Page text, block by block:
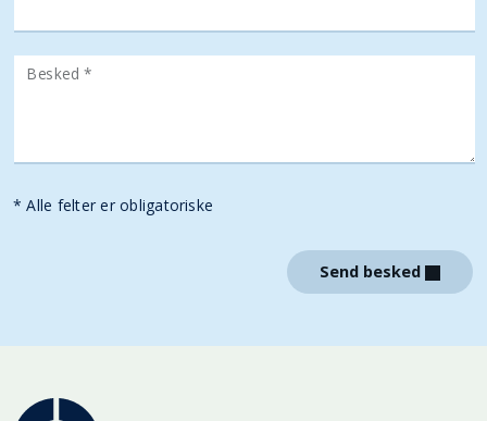
Besked *
* Alle felter er obligatoriske
Send besked